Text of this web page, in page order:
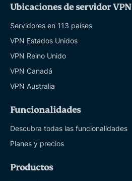
Ubicaciones de servidor VPN
Servidores en 113 países
VPN Estados Unidos
VPN Reino Unido
VPN Canadá
VPN Australia
Funcionalidades
Descubra todas las funcionalidades
Planes y precios
Productos